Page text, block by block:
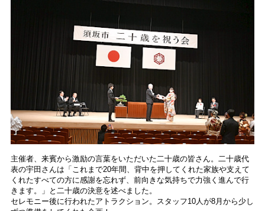
主催者、来賓から激励の言葉をいただいた二十歳の皆さん。二十歳代
表の宇田さんは「これまで20年間、背中を押してくれた家族や支えて
くれたすべての方に感謝を忘れず、前向きな気持ちで力強く進んで行
きます。」と二十歳の決意を述べました。
セレモニー後に行われたアトラクション。スタッフ10人が8月から少し